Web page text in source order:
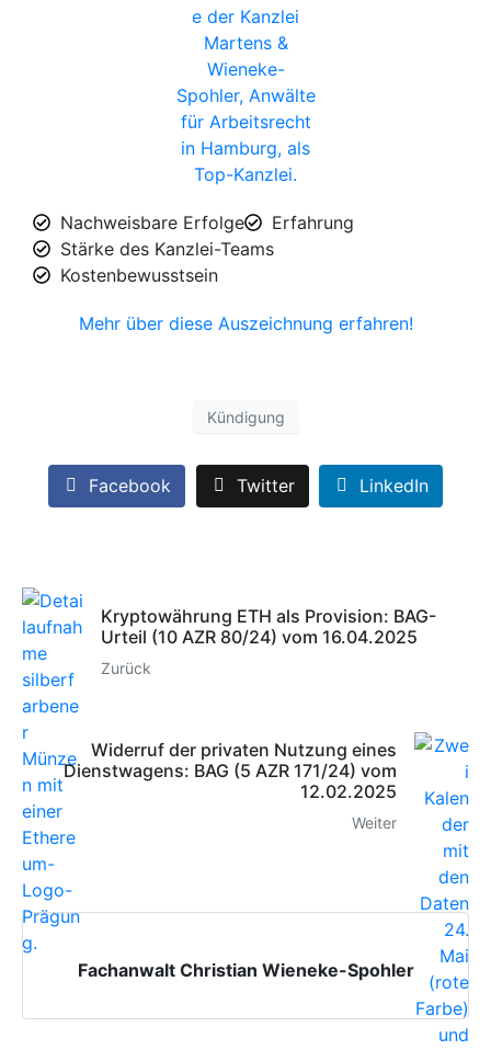
Nachweisbare Erfolge​
Erfahrung​
Stärke des Kanzlei-Teams​
Kostenbewusstsein​
Mehr über diese Auszeichnung erfahren!
Kündigung
Facebook Twitter LinkedIn
Kryptowährung ETH als Provision: BAG-
Urteil (10 AZR 80/24) vom 16.04.2025
Zurück
Widerruf der privaten Nutzung eines
Dienstwagens: BAG (5 AZR 171/24) vom
12.02.2025
Weiter
Fachanwalt Christian Wieneke-Spohler